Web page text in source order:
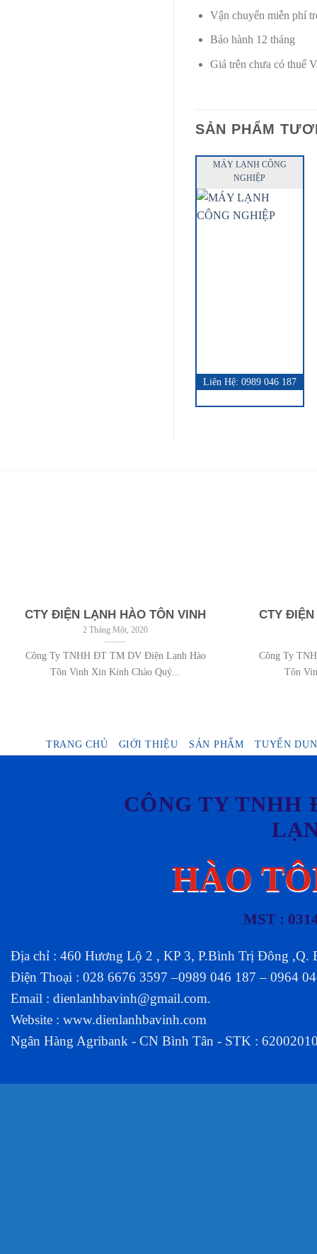
Vận chuyển miễn phí
Bảo hành 12 tháng
Giá trên chưa có thuế
SẢN PHẨM
MÁY LẠNH CÔNG
NGHIỆP
Liên Hệ: 0989 046 187
CTY ĐIỆN LẠNH HÀO TÔN VINH
2 Tháng Một, 2020
Công Ty TNHH ĐT TM DV Điện Lạnh Hào
Tôn Vinh Xin Kính Chào Quý...
CTY ĐIỆN
Công Ty
Tôn
TRANG CHỦ GIỚI THIỆU SẢN PHẨM TUYỂN
CÔNG TY TNHH
HÀO
MST :
Địa chỉ : 460 Hương Lộ 2 , KP 3, P.Bình Trị Đông ,Q.
Điện Thoại : 028 6676 3597 –0989 046 187 – 0964
Email : dienlanhbavinh@gmail.com.
Website : www.dienlanhbavinh.com
Ngân Hàng Agribank - CN Bình Tân - STK :